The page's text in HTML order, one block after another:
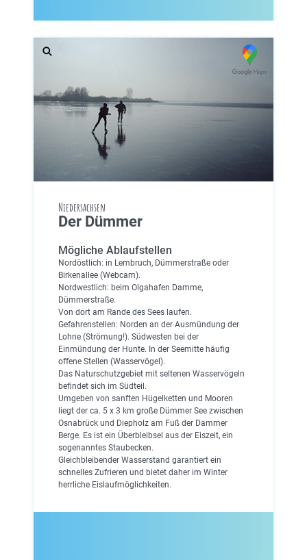
Niedersachsen
Der Dümmer
Mögliche Ablaufstellen
Nordöstlich: in Lembruch, Dümmerstraße oder
Birkenallee (Webcam).
Nordwestlich: beim Olgahafen Damme,
Dümmerstraße.
Von dort am Rande des Sees laufen.
Gefahrenstellen: Norden an der Ausmündung der
Lohne (Strömung!). Südwesten bei der
Einmündung der Hunte. In der Seemitte häufig
offene Stellen (Wasservögel).
Das Naturschutzgebiet mit seltenen Wasservögeln
befindet sich im Südteil.
Umgeben von sanften Hügelketten und Mooren
liegt der ca. 5 x 3 km große Dümmer See zwischen
Osnabrück und Diepholz am Fuß der Dammer
Berge. Es ist ein Überbleibsel aus der Eiszeit, ein
sogenanntes Staubecken.
Gleichbleibender Wasserstand garantiert ein
schnelles Zufrieren und bietet daher im Winter
herrliche Eislaufmöglichkeiten.